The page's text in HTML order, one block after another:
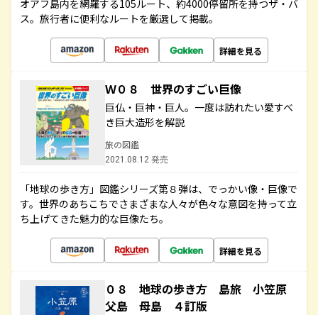
オアフ島内を網羅する105ルート、約4000停留所を持つザ・バ
ス。旅行者に便利なルートを厳選して掲載。
詳細を見る
Ｗ０８ 世界のすごい巨像
巨仏・巨神・巨人。一度は訪れたい愛すべ
き巨大造形を解説
旅の図鑑
2021.08.12 発売
「地球の歩き方」図鑑シリーズ第８弾は、でっかい像・巨像で
す。世界のあちこちでさまざまな人々が色々な意図を持って立
ち上げてきた魅力的な巨像たち。
詳細を見る
０８ 地球の歩き方 島旅 小笠原
父島 母島 ４訂版